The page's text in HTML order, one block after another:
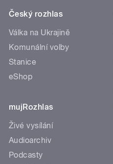
Český rozhlas
Válka na Ukrajině
Komunální volby
Stanice
eShop
mujRozhlas
Živé vysílání
Audioarchiv
Podcasty